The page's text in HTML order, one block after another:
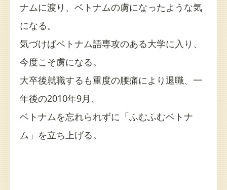
ナムに渡り、ベトナムの虜になったような気
になる。
気づけばベトナム語専攻のある大学に入り、
今度こそ虜になる。
大卒後就職するも重度の腰痛により退職、一
年後の2010年9月、
ベトナムを忘れられずに「ふむふむベトナ
ム」を立ち上げる。